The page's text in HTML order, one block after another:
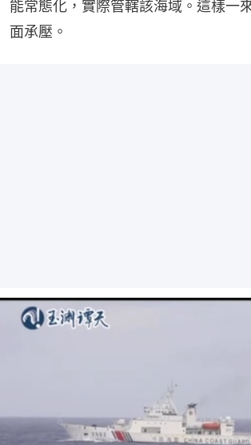
能常態化，實際管轄該海域。這樣一
面承壓。